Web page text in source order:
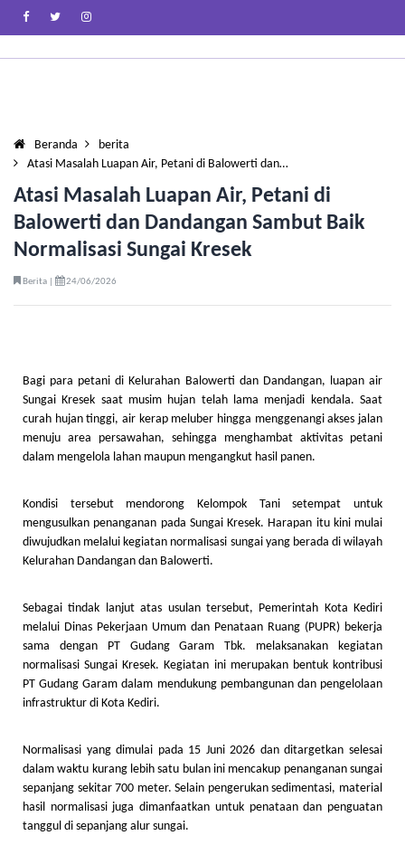
Beranda
berita
Atasi Masalah Luapan Air, Petani di Balowerti dan…
Atasi Masalah Luapan Air, Petani di
Balowerti dan Dandangan Sambut Baik
Normalisasi Sungai Kresek
Berita | 24/06/2026
Bagi para petani di Kelurahan Balowerti dan Dandangan, luapan air
Sungai Kresek saat musim hujan telah lama menjadi kendala. Saat
curah hujan tinggi, air kerap meluber hingga menggenangi akses jalan
menuju area persawahan, sehingga menghambat aktivitas petani
dalam mengelola lahan maupun mengangkut hasil panen.
Kondisi tersebut mendorong Kelompok Tani setempat untuk
mengusulkan penanganan pada Sungai Kresek. Harapan itu kini mulai
diwujudkan melalui kegiatan normalisasi sungai yang berada di wilayah
Kelurahan Dandangan dan Balowerti.
Sebagai tindak lanjut atas usulan tersebut, Pemerintah Kota Kediri
melalui Dinas Pekerjaan Umum dan Penataan Ruang (PUPR) bekerja
sama dengan PT Gudang Garam Tbk. melaksanakan kegiatan
normalisasi Sungai Kresek. Kegiatan ini merupakan bentuk kontribusi
PT Gudang Garam dalam mendukung pembangunan dan pengelolaan
infrastruktur di Kota Kediri.
Normalisasi yang dimulai pada 15 Juni 2026 dan ditargetkan selesai
dalam waktu kurang lebih satu bulan ini mencakup penanganan sungai
sepanjang sekitar 700 meter. Selain pengerukan sedimentasi, material
hasil normalisasi juga dimanfaatkan untuk penataan dan penguatan
tanggul di sepanjang alur sungai.